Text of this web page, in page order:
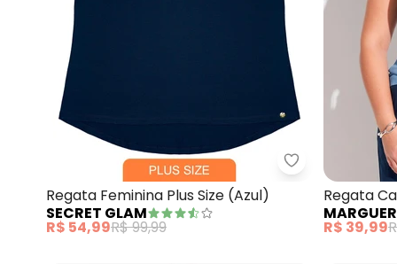
Secret Glam -
Regata Feminina Plus Size (Azul)
SECRET GLAM
R$ 54,99R$ 99,99
Regata
R$ 39,99